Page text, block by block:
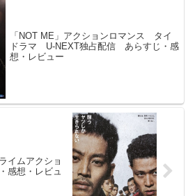
「NOT ME」アクションロマンス タイ
ドラマ U-NEXT独占配信 あらすじ・感
想・レビュー
イムアクショ
想・レビュ